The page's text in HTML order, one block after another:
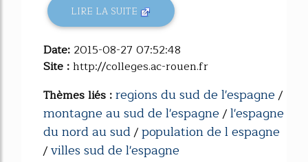
LIRE LA SUITE
Date: 2015-08-27 07:52:48
Site :http://colleges.ac-rouen.fr
Thèmes liés :regions du sud de l'espagne/
montagne au sud de l'espagne/l'espagne
du nord au sud/population de l espagne
/villes sud de l'espagne